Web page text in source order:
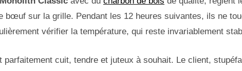
bœuf sur la grille. Pendant les 12 heures suivantes, ils ne
vérifier la température, qui reste invariablement
parfaitement cuit, tendre et juteux à souhait. Le client,